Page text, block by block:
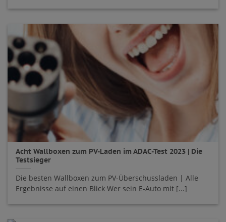
Acht Wallboxen zum PV-Laden im ADAC-Test 2023 | Die
Testsieger
Die besten Wallboxen zum PV-Überschussladen | Alle
Ergebnisse auf einen Blick Wer sein E-Auto mit [...]